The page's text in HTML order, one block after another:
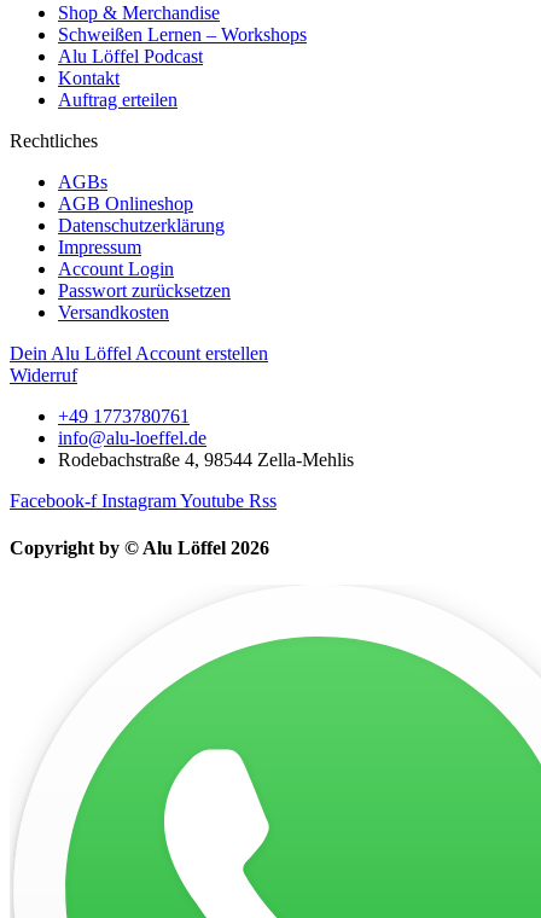
Shop & Merchandise
Schweißen Lernen – Workshops
Alu Löffel Podcast
Kontakt
Auftrag erteilen
Rechtliches
AGBs
AGB Onlineshop
Datenschutzerklärung
Impressum
Account Login
Passwort zurücksetzen
Versandkosten
Dein Alu Löffel Account erstellen
Widerruf
+49 1773780761
info@alu-loeffel.de
Rodebachstraße 4, 98544 Zella-Mehlis
Facebook-f InstagramYoutube Rss
Copyright by © Alu Löffel 2026